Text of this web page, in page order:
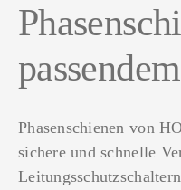
Phasenschienen von
sichere und schnelle